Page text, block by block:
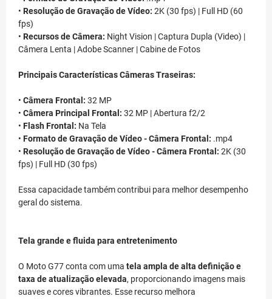
• Resolução de Gravação de Vídeo: 2K (30 fps) | Full HD (60
fps)
• Recursos de Câmera: Night Vision | Captura Dupla (Video) |
Câmera Lenta | Adobe Scanner | Cabine de Fotos
Principais Características Câmeras Traseiras:
• Câmera Frontal: 32 MP
• Câmera Principal Frontal: 32 MP | Abertura f2/2
• Flash Frontal: Na Tela
• Formato de Gravação de Vídeo - Câmera Frontal: .mp4
• Resolução de Gravação de Vídeo - Câmera Frontal: 2K (30
fps) | Full HD (30 fps)
Essa capacidade também contribui para melhor desempenho
geral do sistema.
Tela grande e fluida para entretenimento
O Moto G77 conta com uma tela ampla de alta definição e
taxa de atualização elevada, proporcionando imagens mais
suaves e cores vibrantes. Esse recurso melhora